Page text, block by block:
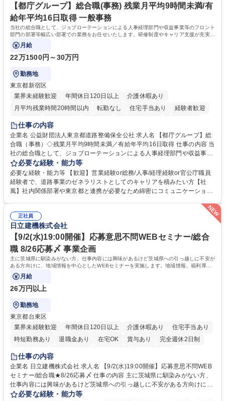
ール管理が出来る方。※将来的に他部署（営業部門、コーポレート部門）
へのジョブローテーションの可能性があります。 学歴・資格 学歴：大学
院 大学 語学力： 資格：宅地建物取引士
【都庁グループ】総合職(事務) 残業月平均9時間未満/有
給年平均16日取得 一般事務
当社の総合職として、ジョブローテーションによる人事経理部門や収益事業等のフロント
部門の部署等幅広い部署での業務をお任せいたします。研修制度やキャリア支援が充実し
ております！ ※下記業務詳細
月給
22万1500円～30万円
勤務地
東京都新宿区
業界未経験歓迎
年間休日120日以上
介護休暇あり
月平均残業時間20時間以内
転勤なし 住宅手当あり
経験者歓迎
研修あり
退職金あり
駅近5分以内
資格取得手当あり 食事補助あり
仕事の内容
企業名 公益財団法人東京都道路整備保全公社 求人名 【都庁グループ】総
合職（事務）◇残業月平均9時間未満／有給年平均16日取得 仕事の内容 当
社の総合職として、ジョブローテーションによる人事経理部門や収益事業
等のフロント部門の部署等幅広い部署での業務をお任せいたします。研修
制度やキャリア支援が充実しております！ ※下記業務詳細 【業務詳細】■
管理部門：広報、人事、経理など当公社の運営に係る管理業務 ■収益部
門：駐車場の新規開拓、管理運営、新宿駅西口広場の「イベントコーナ
密集地域の特定整備路線の用地取得、道路に関する普及啓発事業、都内の
道路施設や道路工事現場の見学ツアー事業 ※入社後は上記いずれかの部門
へ配属。※業務内容変更の範囲：会社の定める業務 募集職種 【都庁グル
ープ】総合職（事務）◇残業月平均9時間未満／有給年平均16日取得
必要な経験・能力等
必要な経験・能力等 【歓迎】営業経験or総務/人事/経理経験or官公庁職員
経験者で、道路事業のゼネラリストとしてのキャリアを積みたい方【社
風】社内関係部署や東京都と連携が必要なため綿密にコミュニケーション
は、駐車場の管理運営や道路用地の取得、公益財団法人の中枢を担う管理
部門など多岐に渡る業務を経験できます。 ■様々なプロジェクト：駐車場
事業の他、新宿駅西口広場内に設置された照明を兼ねた広告「ブライトサ
イン」の管理運営を行うなど、事業収益を生み出す活動を積極的に行って
います。 学歴・資格 学歴：大学院 大学 高専 短大 専修学校 高校 語学力：
資格：
正社員
日立建機株式会社
【9/2(水)19:00開催】応募意思不問WEBセミナー/総合
職 8/26応募〆 事業企画
主に茨城県に馴染みがない方、仕事内容には興味があるけど茨城県への引っ越しに不安が
ある方向けに、地域情報を中心としたWEBセミナーを実施します。地域情報、福利厚生
情報等をお伝えします。
月給
26万円以上
勤務地
東京都台東区
業界未経験歓迎
年間休日120日以上 介護休暇あり
住宅手当あり
時短勤務あり
退職金あり 在宅OK 賞与あり
完全週休2日制
交通費支給
仕事の内容
企業名 日立建機株式会社 求人名 【9/2(水)19:00開催】応募意思不問WEB
セミナー/総合職★8/26応募〆 仕事の内容 主に茨城県に馴染みがない方、
仕事内容には興味があるけど茨城県への引っ越しに不安がある方向けに、
地域情報を中心としたWEBセミナーを実施します。地域情報、福利厚生情
必要な経験・能力等